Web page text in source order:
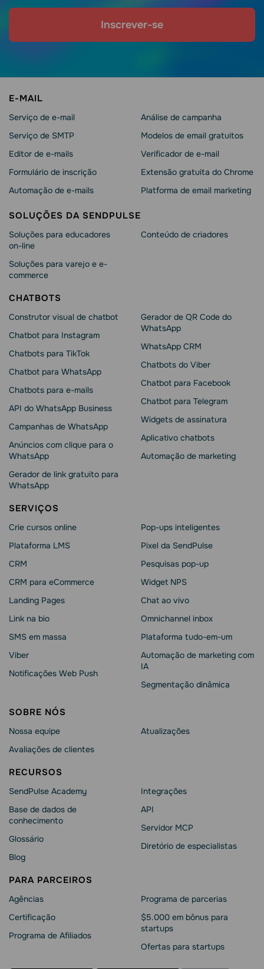
Inscrever-se
E-MAIL
Serviço de e-mail
Serviço de SMTP
Editor de e-mails
Formulário de inscrição
Automação de e-mails
Análise de campanha
Modelos de email gratuitos
Verificador de e-mail
Extensão gratuita do Chrome
Platforma de email marketing
SOLUÇÕES DA SENDPULSE
Soluções para educadores
on-line
Soluções para varejo e e-
commerce
Conteúdo de criadores
CHATBOTS
Construtor visual de chatbot
Chatbot para Instagram
Chatbots para TikTok
Chatbot para WhatsApp
Chatbots para e-mails
API do WhatsApp Business
Campanhas de WhatsApp
Anúncios com clique para o
WhatsApp
Gerador de link gratuito para
WhatsApp
Gerador de QR Code do
WhatsApp
WhatsApp CRM
Chatbots do Viber
Chatbot para Facebook
Chatbot para Telegram
Widgets de assinatura
Aplicativo chatbots
Automação de marketing
SERVIÇOS
Crie cursos online
Plataforma LMS
CRM
CRM para eCommerce
Landing Pages
Link na bio
SMS em massa
Viber
Notificações Web Push
Pop-ups inteligentes
Pixel da SendPulse
Pesquisas pop-up
Widget NPS
Chat ao vivo
Omnichannel inbox
Plataforma tudo-em-um
Automação de marketing com
IA
Segmentação dinâmica
SOBRE NÓS
Nossa equipe
Avaliações de clientes
Atualizações
RECURSOS
SendPulse Academy
Base de dados de
conhecimento
Glossário
Blog
Integrações
API
Servidor MCP
Diretório de especialistas
PARA PARCEIROS
Agências
Сertificação
Programa de Afiliados
Programa de parcerias
$5.000 em bônus para
startups
Ofertas para startups